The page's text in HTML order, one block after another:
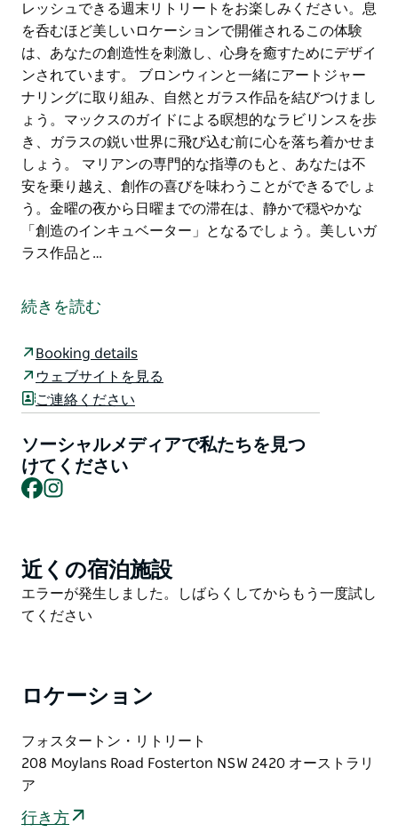
レッシュできる週末リトリートをお楽しみください。息
を呑むほど美しいロケーションで開催されるこの体験
は、あなたの創造性を刺激し、心身を癒すためにデザイ
ンされています。 ブロンウィンと一緒にアートジャー
ナリングに取り組み、自然とガラス作品を結びつけまし
ょう。マックスのガイドによる瞑想的なラビリンスを歩
き、ガラスの鋭い世界に飛び込む前に心を落ち着かせま
しょう。 マリアンの専門的な指導のもと、あなたは不
安を乗り越え、創作の喜びを味わうことができるでしょ
う。金曜の夜から日曜までの滞在は、静かで穏やかな
「創造のインキュベーター」となるでしょう。美しいガ
ラス作品と…
の趣味を再開してみませんか？
ませんか？
友人たちと特別な週末旅行をお探しですか？それとも、
アーティストのマリアン・デイから直接指導を受けたい
技術、解釈、そして内省が完璧に融合した、心身をリフ
レッシュできる週末リトリートをお楽しみください。息
を呑むほど美しいロケーションで開催されるこの体験
ブロンウィンと一緒にアートジャーナリングに取り組
み、自然とガラス作品を結びつけましょう。マックスの
ガイドによる瞑想的なラビリンスを歩き、ガラスの鋭い
え、創作の喜びを味わうことができるでしょう。金曜の
キュベーター」となるでしょう。美しいガラス作品と、
穏やかでリフレッシュした心を持って帰路につくことが
できます。
道具と材料はすべてご用意いたします。
続きを読む
Booking details
ウェブサイトを見る
ご連絡ください
ソーシャルメディアで私たちを見つ
けてください
Facebook
Product
List
近くの宿泊施設
Product
List
エラーが発生しました。しばらくしてからもう一度試し
てください
ロケーション
フォスタートン・リトリート
208 Moylans Road Fosterton NSW 2420 オーストラリ
ア
行き方